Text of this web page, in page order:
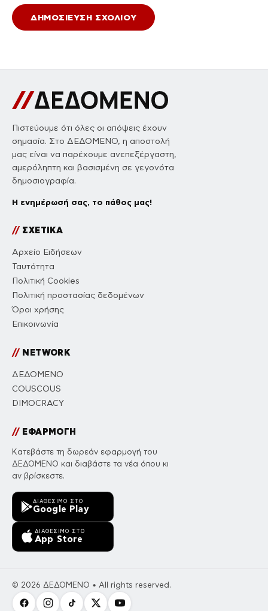
Πιστεύουμε ότι όλες οι απόψεις έχουν
σημασία. Στο ΔΕΔΟΜΕΝΟ, η αποστολή
μας είναι να παρέχουμε ανεπεξέργαστη,
αμερόληπτη και βασισμένη σε γεγονότα
δημοσιογραφία.
Η ενημέρωσή σας, το πάθος μας!
//ΣΧΕΤΙΚΑ
Αρχείο Ειδήσεων
Ταυτότητα
Πολιτική Cookies
Πολιτική προστασίας δεδομένων
Όροι χρήσης
Επικοινωνία
//NETWORK
ΔΕΔΟΜΕΝΟ
COUSCOUS
DIMOCRACY
//ΕΦΑΡΜΟΓΗ
Κατεβάστε τη δωρεάν εφαρμογή του
ΔΕΔΟΜΕΝΟ και διαβάστε τα νέα όπου κι
αν βρίσκεστε.
ΔΙΑΘΈΣΙΜΟ ΣΤΟ
Google Play
ΔΙΑΘΈΣΙΜΟ ΣΤΟ
App Store
© 2026 ΔΕΔΟΜΕΝΟ • All rights reserved.